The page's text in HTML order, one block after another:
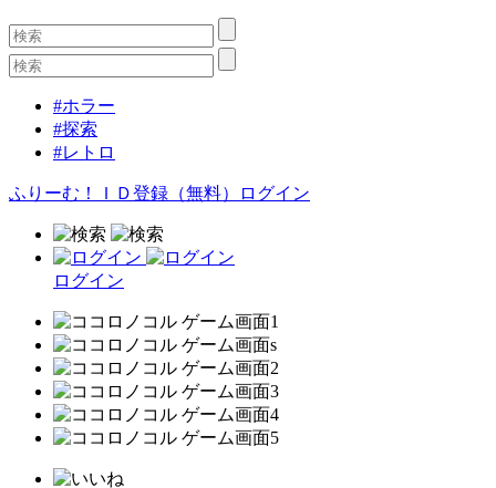
#ホラー
#探索
#レトロ
ふりーむ！ＩＤ登録（無料） ログイン
ログイン